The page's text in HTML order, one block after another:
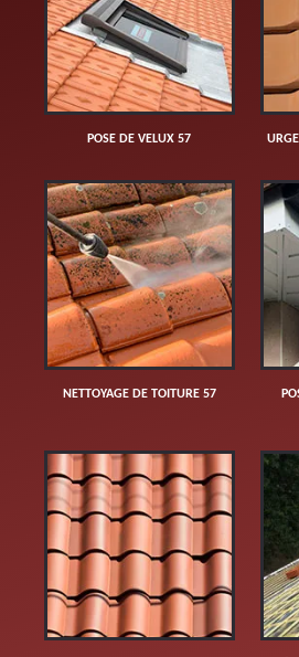
POSE DE VELUX 57
NETTOYAGE DE TOITURE 57